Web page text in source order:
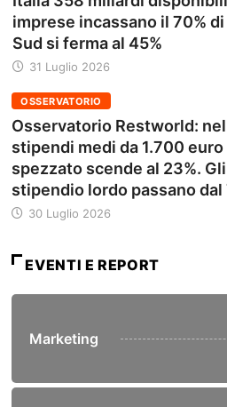
imprese incassano il 70%
Sud si ferma al 45%
31 Luglio 2026
OSSERVATORIO
Osservatorio Restworld:
stipendi medi da 1.700
spezzato scende al 23%.
stipendio lordo passano dal
30 Luglio 2026
EVENTI E REPORT
Marketing